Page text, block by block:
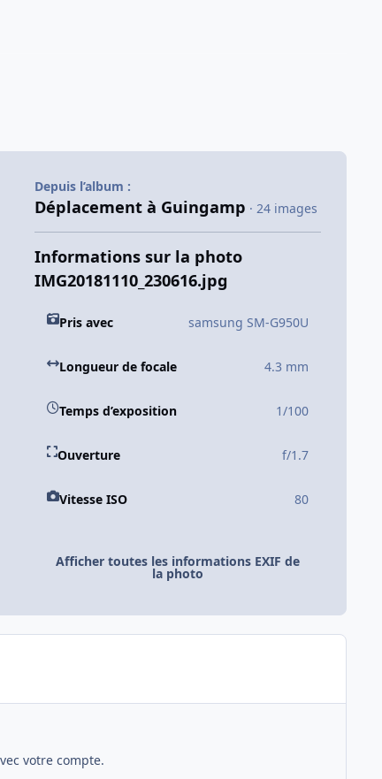
Depuis l’album :
Déplacement à Guingamp · 24 images
Informations sur la photo
IMG20181110_230616.jpg
Pris avec samsung SM-G950U
Longueur de focale 4.3 mm
Temps d’exposition 1/100
Ouverture f/1.7
Vitesse ISO 80
Afficher toutes les informations EXIF de
la photo
votre compte.